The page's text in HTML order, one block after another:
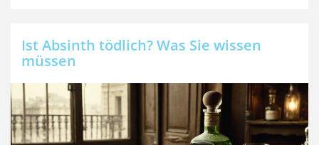
Ist Absinth tödlich? Was Sie wissen
müssen